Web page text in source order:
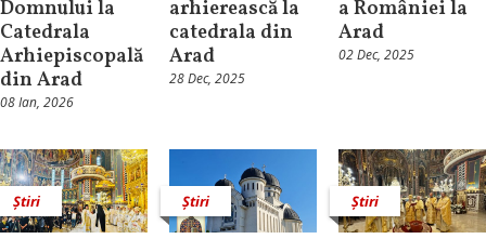
Domnului la
Catedrala
Arhiepiscopală
din Arad
08 Ian, 2026
arhierească la
catedrala din
Arad
28 Dec, 2025
a României la
Arad
02 Dec, 2025
Știri Știri Știri